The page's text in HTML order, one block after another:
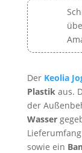
Der Keolia
Plastik aus.
der
Wasser
sowie ein